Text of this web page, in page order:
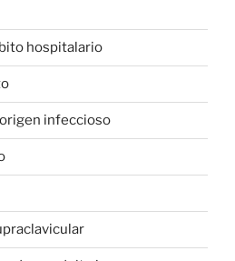
hospitalario
infeccioso